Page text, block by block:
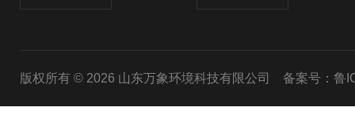
版权所有 © 2026 山东万象环境科技有限公司 备案号：鲁